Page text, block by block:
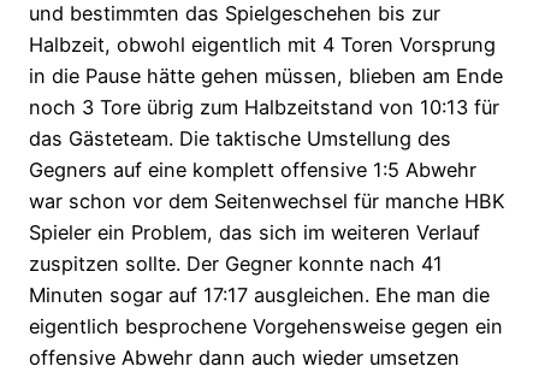
und bestimmten das Spielgeschehen bis zur
Halbzeit, obwohl eigentlich mit 4 Toren Vorsprung
in die Pause hätte gehen müssen, blieben am Ende
noch 3 Tore übrig zum Halbzeitstand von 10:13 für
das Gästeteam. Die taktische Umstellung des
Gegners auf eine komplett offensive 1:5 Abwehr
war schon vor dem Seitenwechsel für manche HBK
Spieler ein Problem, das sich im weiteren Verlauf
zuspitzen sollte. Der Gegner konnte nach 41
Minuten sogar auf 17:17 ausgleichen. Ehe man die
eigentlich besprochene Vorgehensweise gegen ein
offensive Abwehr dann auch wieder umsetzen